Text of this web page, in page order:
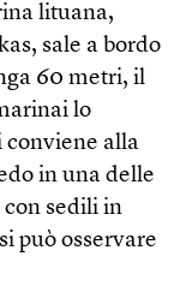
lituana,
sale a bordo
60 metri, il
lo
conviene alla
in una delle
sedili in
può osservare